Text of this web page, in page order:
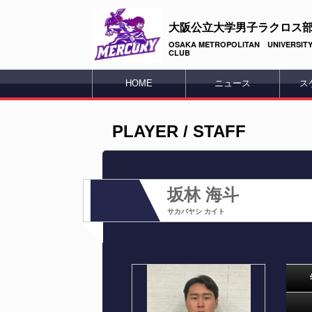
大阪公立大学男子ラクロス
OSAKA METROPOLITAN
CLUB
HOME ニュース ス
PLAYER / STAFF
坂林 海斗
サカバヤシ カイト